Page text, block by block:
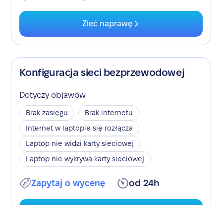
Zleć naprawę
Konfiguracja sieci bezprzewodowej
Dotyczy objawów
Brak zasięgu
Brak internetu
Internet w laptopie się rozłącza
Laptop nie widzi karty sieciowej
Laptop nie wykrywa karty sieciowej
Zapytaj o wycenę od 24h